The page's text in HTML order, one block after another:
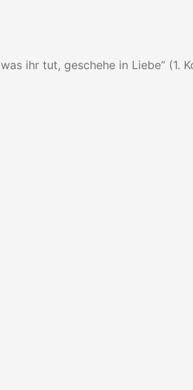
ihr tut, geschehe in Liebe“ (1.